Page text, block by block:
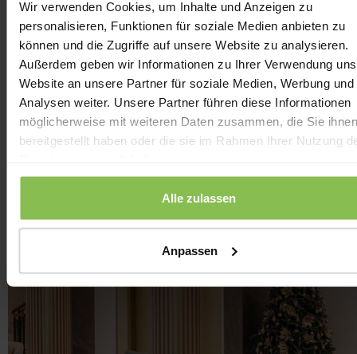
Wir verwenden Cookies, um Inhalte und Anzeigen zu
personalisieren, Funktionen für soziale Medien anbieten zu
können und die Zugriffe auf unsere Website zu analysieren.
Außerdem geben wir Informationen zu Ihrer Verwendung
Website an unsere Partner für soziale Medien, Werbung und
Analysen weiter. Unsere Partner führen diese Informationen
möglicherweise mit weiteren Daten zusammen, die Sie ihnen
bereitgestellt haben oder die sie im Rahmen Ihrer Nutzung
Alle zulassen
Anpassen
01.09.2026. - 22.12.2026.
3 Nächte
DETAILS
PREISKALKULATION & BUCHUNG